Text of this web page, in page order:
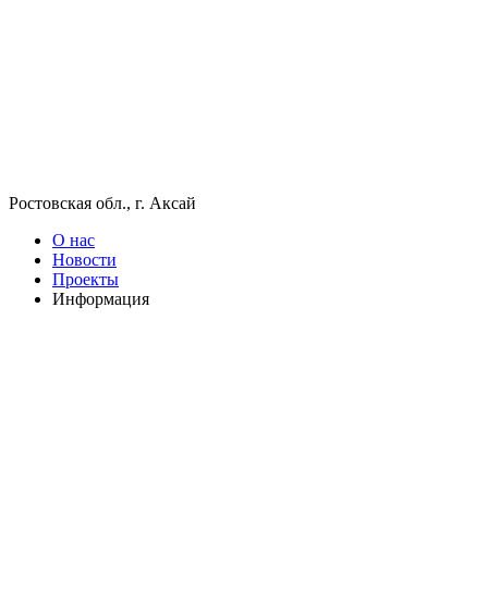
Ростовская обл., г. Аксай
О нас
Новости
Проекты
Информация